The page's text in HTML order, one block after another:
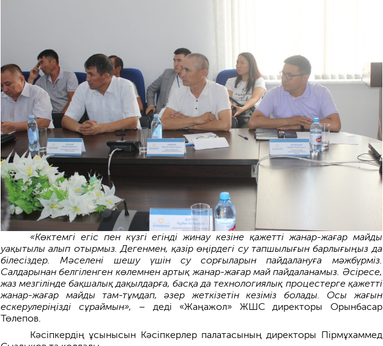
«Көктемгі егіс пен күзгі егінді жинау кезіне қажетті жанар-жағар майды
уақытылы алып отырмыз. Дегенмен, қазір өңірдегі су тапшылығын барлығыңыз да
білесіздер. Мәселені шешу үшін су сорғыларын пайдалануға мәжбүрміз.
Салдарынан белгіленген көлемнен артық жанар-жағар май пайдаланамыз. Әсіресе,
жаз мезгілінде бақшалық дақылдарға, басқа да технологиялық процестерге қажетті
жанар-жағар майды там-тұмдап, әзер жеткізетін кезіміз болады. Осы жағын
ескерулеріңізді сұраймын», – деді «Жаңажол» ЖШС директоры Орынбасар
Төлепов.
Кәсіпкердің ұсынысын Кәсіпкерлер палатасының директоры Пірмұхаммед